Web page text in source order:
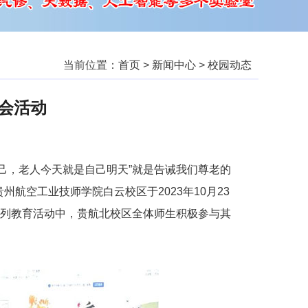
当前位置： 首页 > 新闻中心 > 校园动态
活动
，老人今天就是自己明天”就是告诫我们尊老的
州航空工业技师学院白云校区于2023年10月23
教育活动中，贵航北校区全体师生积极参与其